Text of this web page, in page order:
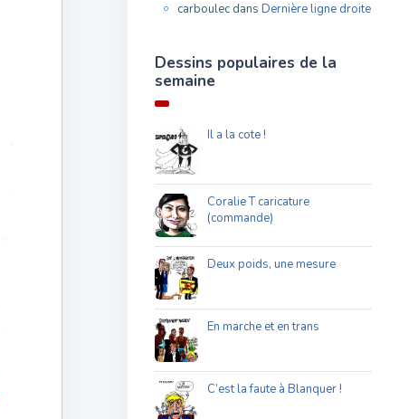
carboulec dans Dernière ligne droite
Dessins populaires de la
semaine
Il a la cote !
Coralie T caricature
(commande)
Deux poids, une mesure
En marche et en trans
C’est la faute à Blanquer !